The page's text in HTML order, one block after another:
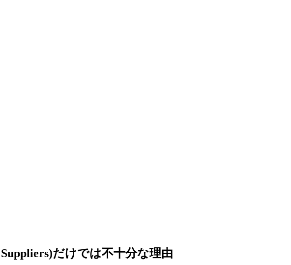
だけでは不十分な理由